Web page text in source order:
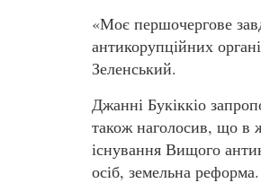
«Моє першочергове
антикорупційних
Зеленський.
Джанні Букіккіо
також наголосив, що в
існування Вищого
осіб, земельна реформа.